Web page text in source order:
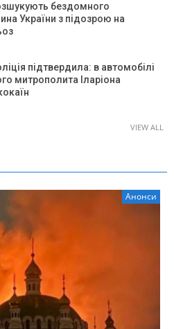
бездомного
України з підозрою на
підтвердила: в автомобілі
митрополита Іларіона
VIEW ALL
Анонси